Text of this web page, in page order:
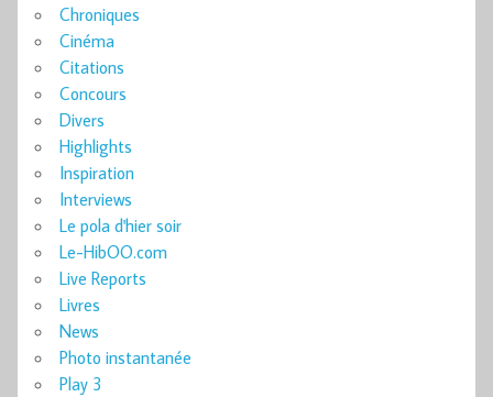
Chroniques
Cinéma
Citations
Concours
Divers
Highlights
Inspiration
Interviews
Le pola d'hier soir
Le-HibOO.com
Live Reports
Livres
News
Photo instantanée
Play 3